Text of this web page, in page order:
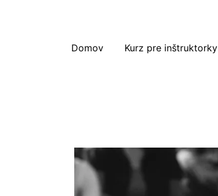
Domov Kurz pre inštruktorky